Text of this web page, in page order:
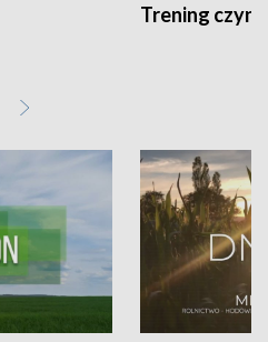
Trening czyni